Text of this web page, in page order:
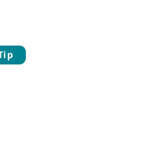
(11cm)